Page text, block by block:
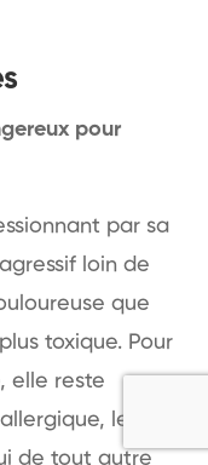
pour
par sa
loin de
que
toxique. Pour
elle reste
le
de tout autre